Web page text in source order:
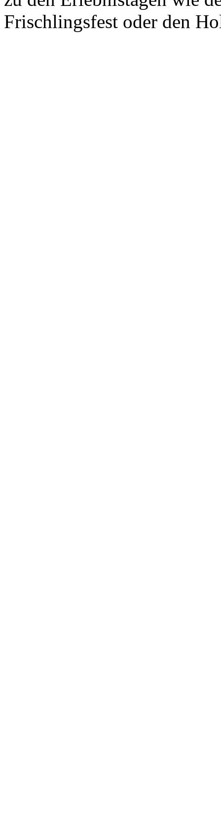
Frischlingsfest oder den